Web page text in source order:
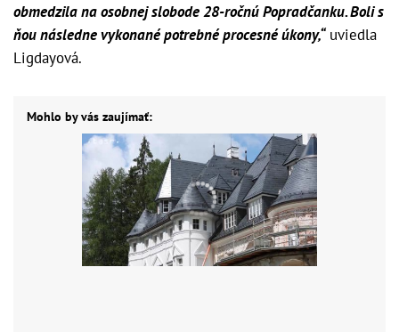
obmedzila na osobnej slobode 28-ročnú Popradčanku. Boli s
ňou následne vykonané potrebné procesné úkony,“uviedla
Ligdayová.
Mohlo by vás zaujímať: